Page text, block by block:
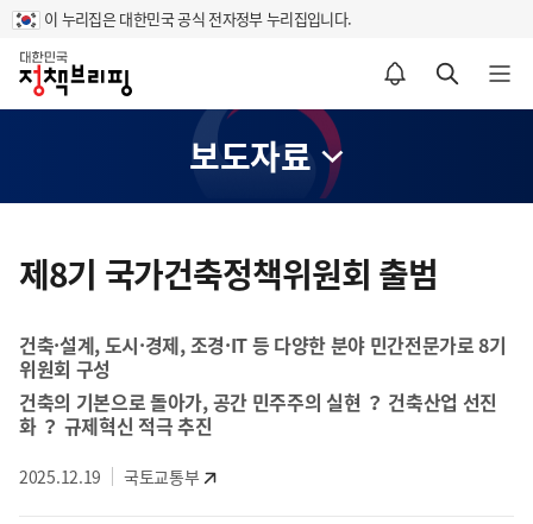
이 누리집은 대한민국 공식 전자정부 누리집입니다.
홈
알림설정 바로가기 검색 바로가기 메뉴 열기
보도자료
텐
츠
영
역
제8기 국가건축정책위원회 출범
건축·설계, 도시·경제, 조경·IT 등 다양한 분야 민간전문가로 8기
위원회 구성
건축의 기본으로 돌아가, 공간 민주주의 실현 ？ 건축산업 선진
화 ？ 규제혁신 적극 추진
2025.12.19 국토교통부